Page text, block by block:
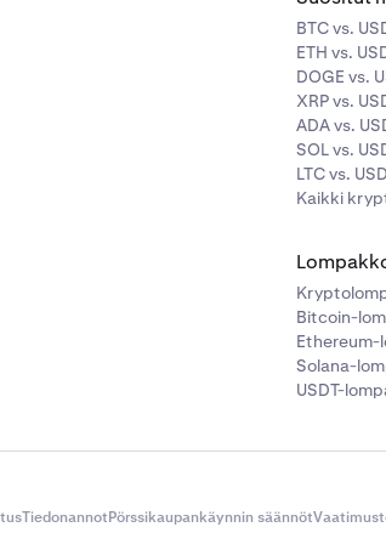
BTC vs.
ETH vs.
DOGE vs.
XRP vs.
ADA vs.
SOL vs.
LTC vs. USD
Kaikki
Bitcoin-
Solana-
USDT-
TiedonannotPörssikaupankäynnin säännöt